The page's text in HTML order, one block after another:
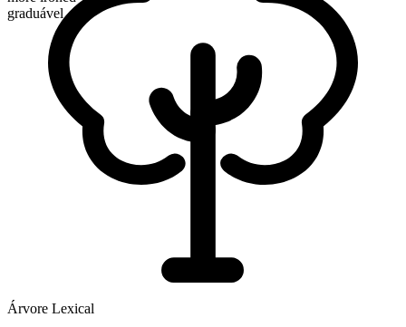
graduável
Árvore Lexical